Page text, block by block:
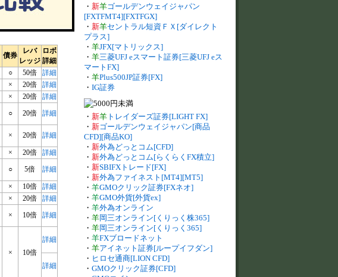
債券
レバ
レッジ
ロボ
詳細
○ 50倍
詳細
× 20倍
詳細
× 20倍
詳細
○ 20倍 詳細
× 20倍 詳細
× 20倍
詳細
○ 5倍 詳細
× 10倍
詳細
× 20倍
詳細
× 10倍 詳細
× 10倍
詳細
詳細
・ 新羊ゴールデンウェイジャパン
[FXTFMT4][FXTFGX]
・ 新羊セントラル短資ＦＸ[ダイレクト
プラス]
・ 羊JFX[マトリックス]
・ 羊三菱UFJ eスマート証券[三菱UFJ eス
マートFX]
・ 羊Plus500JP証券[FX]
・ IG証券
・ 新羊 トレイダーズ証券[LIGHT FX]
・ 新ゴールデンウェイジャパン[商品
CFD][商品KO]
・ 新外為どっとコム[CFD]
・ 新外為どっとコム[らくらくFX積立]
・ 新SBIFXトレード[FX]
・ 新外為ファイネスト[MT4][MT5]
・ 羊GMOクリック証券[FXネオ]
・ 羊GMO外貨[外貨ex]
・ 羊外為オンライン
・ 羊岡三オンライン[くりっく株365]
・ 羊岡三オンライン[くりっく365]
・ 羊FXブロードネット
・ 羊アイネット証券[ループイフダン]
・ ヒロセ通商[LION CFD]
・ GMOクリック証券[CFD]